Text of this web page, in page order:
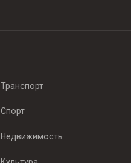
Транспорт
Спорт
Недвижимость